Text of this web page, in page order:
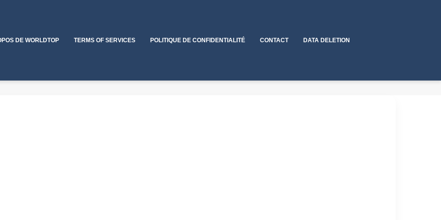
DE WORLDTOP TERMS OF SERVICES POLITIQUE DE CONFIDENTIALITÉ CONTACT DATA DELETION